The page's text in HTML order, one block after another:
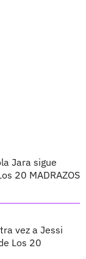
Jara sigue
20 MADRAZOS
vez a Jessi
Los 20